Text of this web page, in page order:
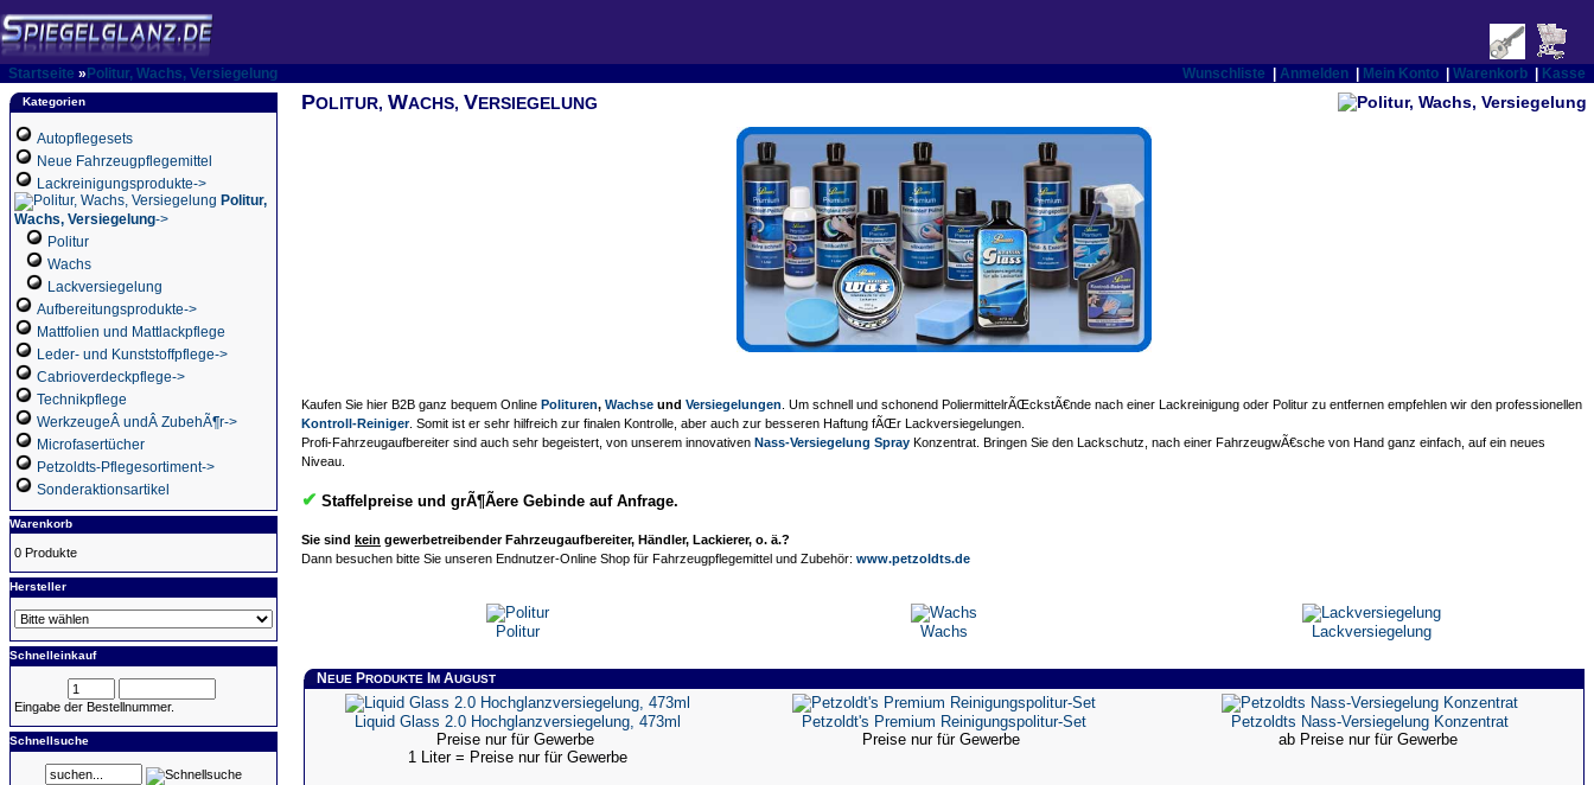
Startseite » Politur, Wachs, Versiegelung Wunschliste Anmelden Mein Konto Warenkorb Kasse
Kategorien
Autopflegesets
Neue Fahrzeugpflegemittel
Lackreinigungsprodukte->
Politur,
Wachs, Versiegelung->
Politur
Wachs
Lackversiegelung
Aufbereitungsprodukte->
Mattfolien und Mattlackpflege
Leder- und Kunststoffpflege->
Cabrioverdeckpflege->
Technikpflege
WerkzeugeÂ undÂ ZubehÃ¶r->
Microfasertücher
Petzoldts-Pflegesortiment->
Sonderaktionsartikel
Warenkorb
0 Produkte
Hersteller
Schnelleinkauf
Eingabe der Bestellnummer.
Schnellsuche
POLITUR, WACHS, VERSIEGELUNG
Kaufen Sie hier B2B ganz bequem Online Polituren, Wachse und Versiegelungen . Um schnell und schonend PoliermittelrÃŒckstÃ€nde nach einer Lackreinigung oder Politur zu entfernen empfehlen wir den professionellen
Kontroll-Reiniger. Somit ist er sehr hilfreich zur finalen Kontrolle, aber auch zur besseren Haftung fÃŒr Lackversiegelungen.
Profi-Fahrzeugaufbereiter sind auch sehr begeistert, von unserem innovativen Nass-Versiegelung Spray Konzentrat. Bringen Sie den Lackschutz, nach einer FahrzeugwÃ€sche von Hand ganz einfach, auf ein neues
Niveau.
✔ Staffelpreise und grÃ¶Ãere Gebinde auf Anfrage.
Sie sind kein gewerbetreibender Fahrzeugaufbereiter, Händler, Lackierer, o. ä.?
Dann besuchen bitte Sie unseren Endnutzer-Online Shop für Fahrzeugpflegemittel und Zubehör: www.petzoldts.de
Politur Wachs Lackversiegelung
NEUE PRODUKTE M AUGUST
Liquid Glass 2.0 Hochglanzversiegelung, 473ml
Preise nur für Gewerbe
1 Liter = Preise nur für Gewerbe
Petzoldt's Premium Reinigungspolitur-Set
Preise nur für Gewerbe
Petzoldts Nass-Versiegelung Konzentrat
ab Preise nur für Gewerbe